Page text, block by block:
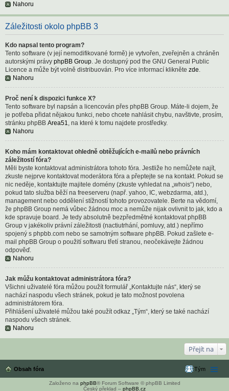
Nahoru
Záležitosti okolo phpBB 3
Kdo napsal tento program?
Tento software (v její nemodifikované formě) je vytvořen, zveřejněn a chráněn
autorskými právy phpBB Group. Je dostupný pod the GNU General Public
Licence a může být volně distribuován. Pro více informací klikněte zde.
Nahoru
Proč není k dispozici funkce X?
Tento software byl napsán a licencován přes phpBB Group. Máte-li dojem, že
je potřeba přidat nějakou funkci, nebo chcete nahlásit chybu, navštivte, prosím,
stránku phpBB Area51, na které k tomu najdete prostředky.
Nahoru
Koho mám kontaktovat ohledně obtěžujících e-mailů nebo právních
záležitostí fóra?
Měli byste kontaktovat administrátora tohoto fóra. Jestliže ho nemůžete najít,
zkuste nejprve kontaktovat moderátora fóra a přeptejte se na kontakt. Pokud se
nic neděje, kontaktujte majitele domény (zkuste vyhledat na „whois“) nebo,
pokud tato služba běží na freeserveru (např. yahoo, IC, webzdarma, atd.),
management nebo oddělení stížností tohoto provozovatele. Berte na vědomí,
že phpBB Group nemá vůbec žádnou moc a nemůže nijak ovlivnit to jak, kdo a
kde spravuje board. Je tedy absolutně bezpředmětné kontaktovat phpBB
Group v jakékoliv právní záležitosti (nactiutrhání, pomluvy, atd.) nepřímo
spojený s phpbb.com nebo se samotným software phpBB. Pokud zašlete e-
mail phpBB Group o použití softwaru třetí stranou, neočekávejte žádnou
odpověď.
Nahoru
Jak můžu kontaktovat administrátora fóra?
Všichni uživatelé fóra můžou použít formulář „Kontaktujte nás“, který se
nachází naspodu všech stránek, pokud je tato možnost povolena
administrátorem fóra.
Přihlášení uživatelé můžou také použít odkaz „Tým“, který se také nachází
naspodu všech stránek.
Nahoru
Přejít na
Obsah fóra Tým
Založeno na phpBB® Forum Software © phpBB Limited
Český překlad – phpBB.cz